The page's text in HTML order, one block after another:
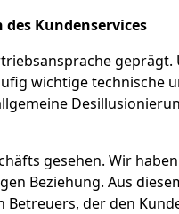
Kundenservices
wichtige technische
gesehen. Wir
Beziehung. Aus
der den